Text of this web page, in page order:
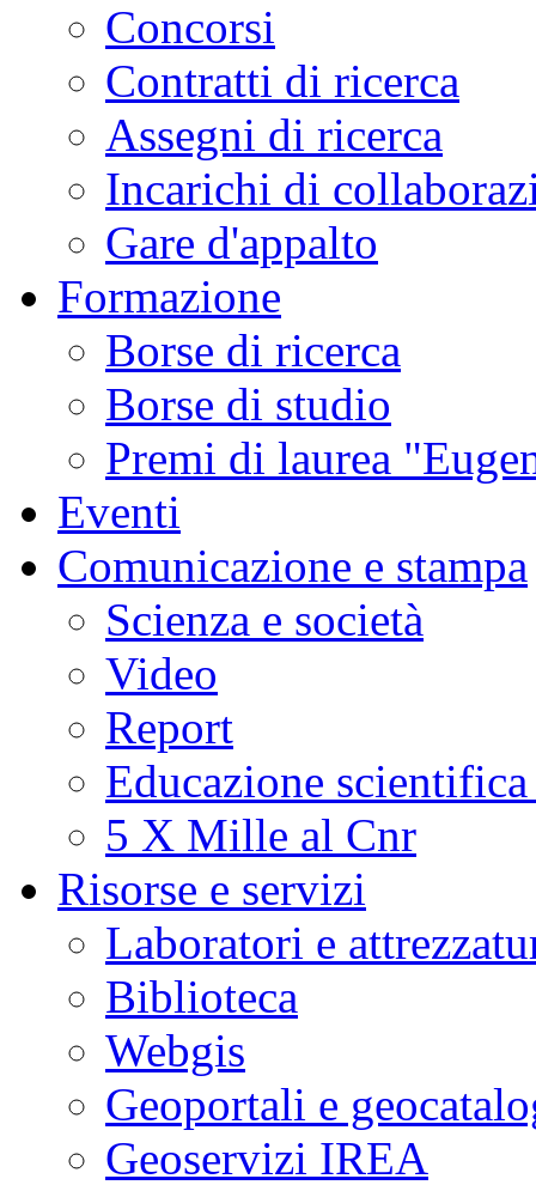
Concorsi
Contratti di ricerca
Assegni di ricerca
Incarichi di
Gare d'appalto
Formazione
Borse di ricerca
Borse di studio
Premi di laurea
Eventi
Comunicazione e stampa
Scienza e società
Video
Report
Educazione
5 X Mille al Cnr
Risorse e servizi
Laboratori e
Biblioteca
Webgis
Geoportali e
Geoservizi IREA